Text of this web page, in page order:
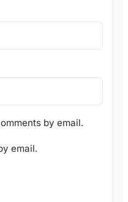
by email.
email.